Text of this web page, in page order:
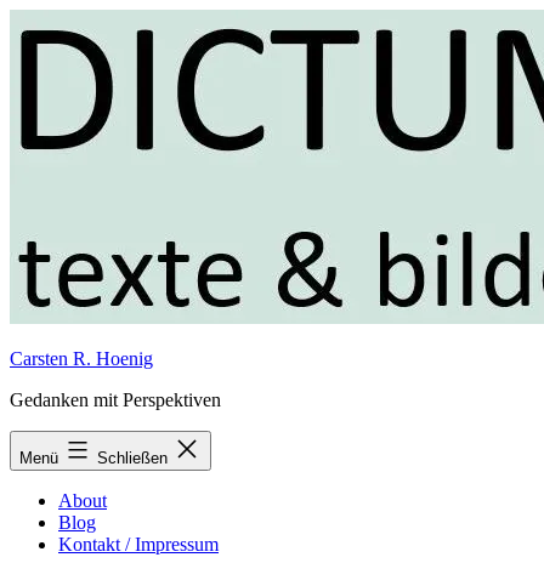
Inhalt
Carsten R. Hoenig
Gedanken mit Perspektiven
Menü Schließen
About
Blog
Kontakt / Impressum